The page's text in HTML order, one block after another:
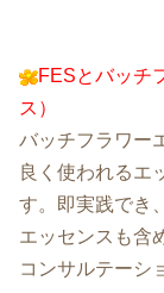
FESとバッチ
ス）
バッチフラワー
良く使われるエ
す。即実践でき
エッセンスも含
コンサルテーシ